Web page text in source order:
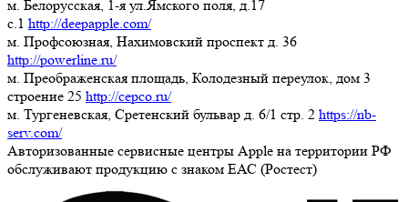
м. Белорусская, 1-я ул.Ямского поля, д.17
c.1 http://deepapple.com/
м. Профсоюзная, Нахимовский проспект д. 36
http://powerline.ru/
м. Преображенская площадь, Колодезный переулок, дом 3
строение 25 http://cepco.ru/
м. Тургеневская, Сретенский бульвар д. 6/1 стр. 2 https://nb-
serv.com/
Авторизованные сервисные центры Apple на территории РФ
обслуживают продукцию с знаком ЕАС (Ростест)